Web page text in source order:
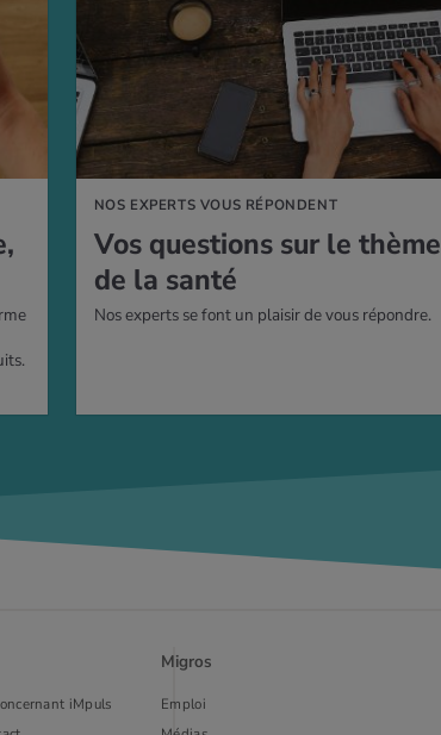
NOS EXPERTS VOUS RÉPONDENT
Vos ques­tions sur le thème
de la santé
Nos experts se font un plaisir de vous répondre.
iMpuls
Migros
Emploi